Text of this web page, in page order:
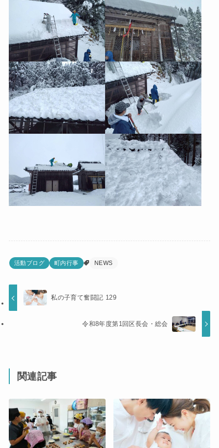
活動ブログ 町内行事 NEWS
私の子育て奮闘記 129
令和8年度第1回区長会・総会
関連記事